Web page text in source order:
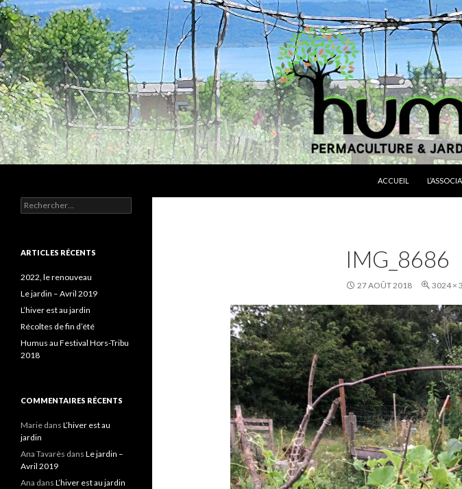
ACCUEIL
IMG_8686
27 AOÛT 2018 3024 ×
Association agroécologique
Rechercher :
ARTICLES RÉCENTS
2022, le renouveau
Le jardin – Avril 2019
L’hiver est au jardin
Récoltes de fin d’été
Humus au Festival Hors-Tribu
2018
COMMENTAIRES RÉCENTS
Marie dans L’hiver est au
jardin
Ana Tavarès dans Le jardin –
Avril 2019
Ana dans L’hiver est au jardin